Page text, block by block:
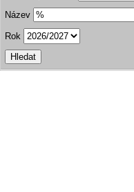
Název
Rok